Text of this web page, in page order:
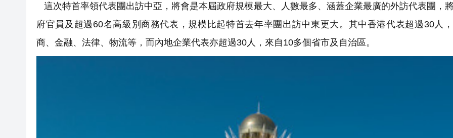
這次特首率領代表團出訪中亞，將會是本屆政府規模最大、人數最多、涵蓋企業最廣的外訪代表團，
府官員及超過60名高級別商務代表，規模比起特首去年率團出訪中東更大。其中香港代表超過30人
商、金融、法律、物流等，而內地企業代表亦超過30人，來自10多個省市及自治區。